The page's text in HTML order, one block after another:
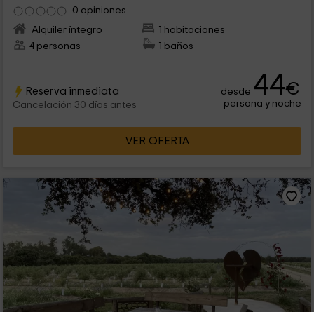
0 opiniones
Alquiler íntegro
1 habitaciones
4 personas
1 baños
Reserva inmediata
Cancelación 30 días antes
desde 44€
persona y noche
VER OFERTA